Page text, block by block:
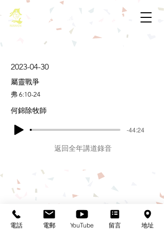
基督教佈道中心念恩堂
2023-04-30
屬靈戰爭
弗 6:10-24
何錦除牧師
-44:24
返回全年講道錄音
Christian Evangelical Centre Nian En Church
香港油麻地廟街47-57號
正康大樓三樓
3/F, Cheng Hong Buidling,
電話 電郵 YouTube 留言 地址